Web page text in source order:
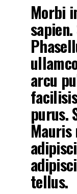
Morbi
arcu
purus.
tellus.